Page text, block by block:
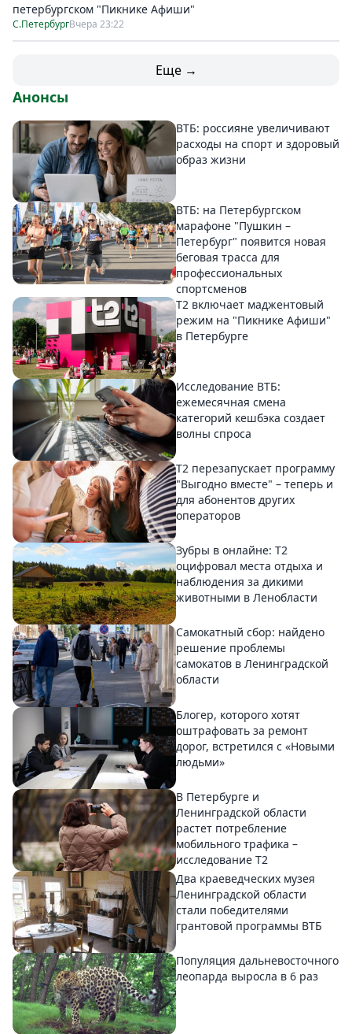
петербургском "Пикнике Афиши"
С.ПетербургВчера 23:22
Еще →
Анонсы
ВТБ: россияне увеличивают
расходы на спорт и здоровый
образ жизни
ВТБ: на Петербургском
марафоне "Пушкин –
Петербург" появится новая
беговая трасса для
профессиональных
спортсменов
Т2 включает маджентовый
режим на "Пикнике Афиши"
в Петербурге
Исследование ВТБ:
ежемесячная смена
категорий кешбэка создает
волны спроса
Т2 перезапускает программу
"Выгодно вместе" – теперь и
для абонентов других
операторов
Зубры в онлайне: Т2
оцифровал места отдыха и
наблюдения за дикими
животными в Ленобласти
Самокатный сбор: найдено
решение проблемы
самокатов в Ленинградской
области
Блогер, которого хотят
оштрафовать за ремонт
дорог, встретился с «Новыми
людьми»
В Петербурге и
Ленинградской области
растет потребление
мобильного трафика –
исследование T2
Два краеведческих музея
Ленинградской области
стали победителями
грантовой программы ВТБ
Популяция дальневосточного
леопарда выросла в 6 раз